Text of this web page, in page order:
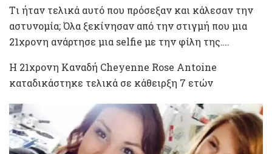
Tι ήταν τελικά αυτό που πρόσεξαν και κάλεσαν την
αστυνομία; Όλα ξεκίνησαν από την στιγμή που μια
21χρονη ανάρτησε μια selfie με την φίλη της….
Η 21χρονη Καναδή Cheyenne Rose Antoine
καταδικάστηκε τελικά σε κάθειρξη 7 ετών